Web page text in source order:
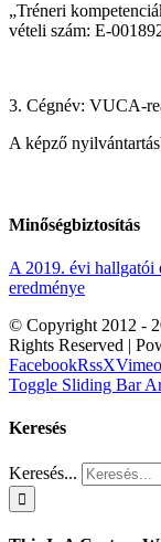
„Tréneri
vételi szám: E-
3. Cégnév: VUCA-
A képző
Minőségbiztosítás
A 2019. évi hallgatói
eredménye
© Copyright 2012 -
Rights Reserved |
FacebookRssXVimeo
Toggle Sliding Bar
Keresés
Keresés...